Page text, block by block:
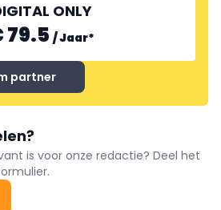
ONLY
79.5 /Jaar*
partner
is voor onze redactie? Deel het